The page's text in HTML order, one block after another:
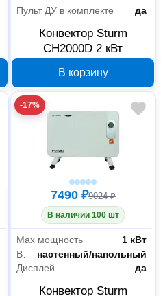
Пульт ДУ в комплекте
да
Конвектор Sturm
CH2000D 2 кВт
В корзину
-17%
7490 ₽9024 ₽
В наличии 100 шт
Max мощность
1 кВт
Вид крепления
настенный/напольный
Дисплей
да
Конвектор Sturm